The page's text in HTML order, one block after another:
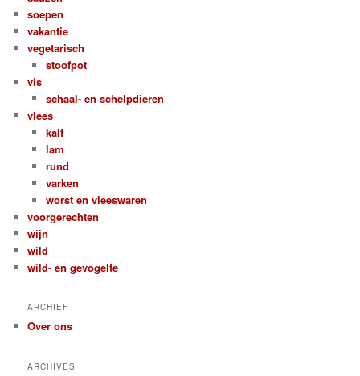
soepen
vakantie
vegetarisch
stoofpot
vis
schaal- en schelpdieren
vlees
kalf
lam
rund
varken
worst en vleeswaren
voorgerechten
wijn
wild
wild- en gevogelte
ARCHIEF
Over ons
ARCHIVES